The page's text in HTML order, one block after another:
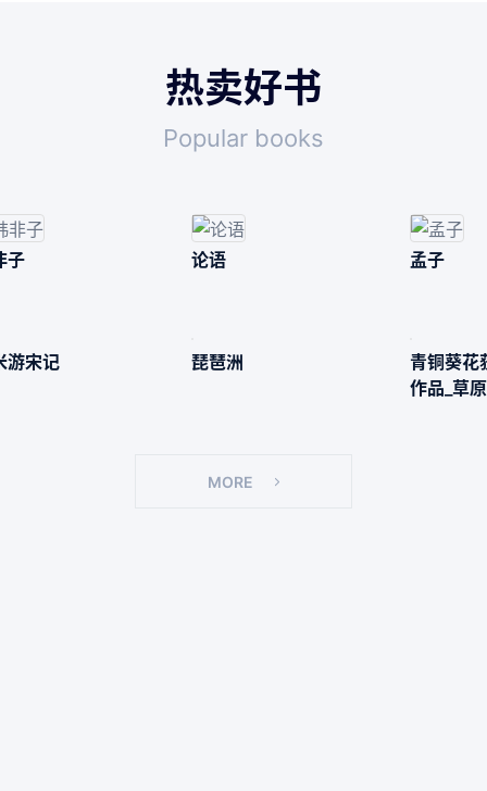
热卖好书
Popular books
子 论语 孟子
游宋记 琵琶洲
青铜葵花
作品_草
MORE